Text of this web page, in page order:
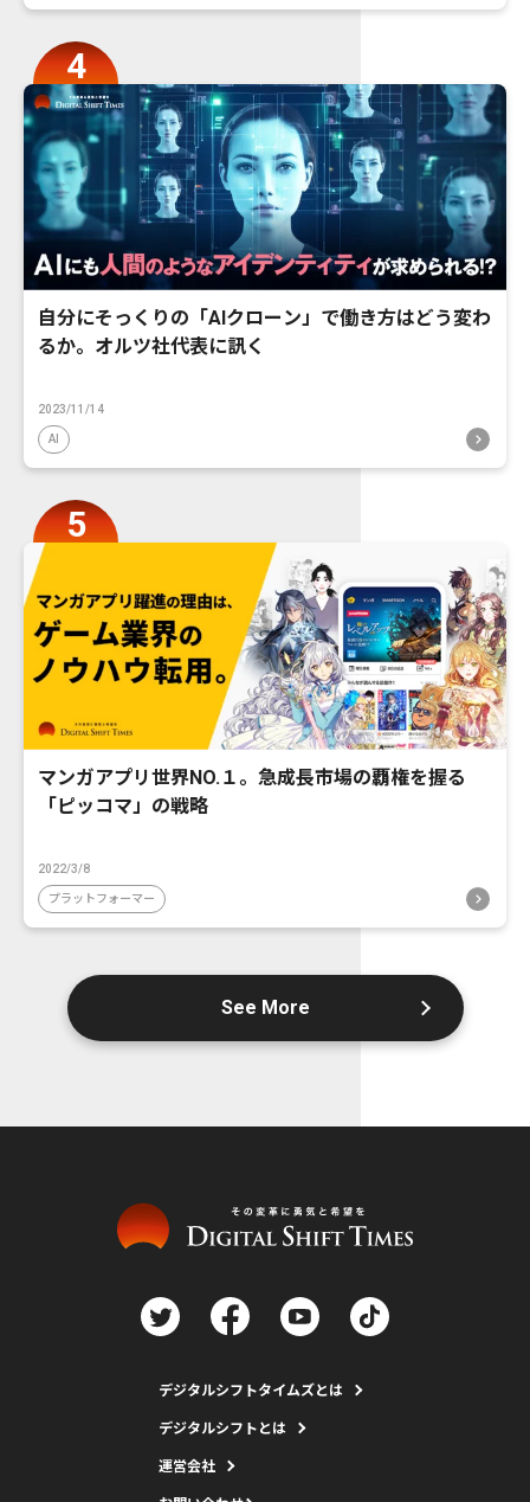
自分にそっくりの「AIクローン」で働き方はどう変わ
るか。オルツ社代表に訊く
2023/11/14
AI
マンガアプリ世界NO.１。急成長市場の覇権を握る
「ピッコマ」の戦略
2022/3/8
プラットフォーマー
See More
デジタルシフトタイムズとは
デジタルシフトとは
運営会社